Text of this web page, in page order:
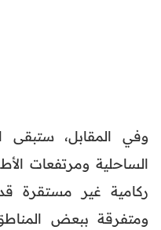
وفي المقابل، ستبقى
الساحلية ومرتفعات
ركامية غير مستقرة
ومتفرقة ببعض